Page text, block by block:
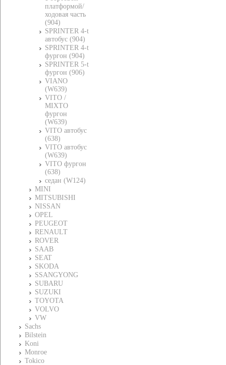
платформой/
ходовая часть
(904)
SPRINTER 4-t
автобус (904)
SPRINTER 4-t
фургон (904)
SPRINTER 5-t
фургон (906)
VIANO
(W639)
VITO /
MIXTO
фургон
(W639)
VITO автобус
(638)
VITO автобус
(W639)
VITO фургон
(638)
седан (W124)
MINI
MITSUBISHI
NISSAN
OPEL
PEUGEOT
RENAULT
ROVER
SAAB
SEAT
SKODA
SSANGYONG
SUBARU
SUZUKI
TOYOTA
VOLVO
VW
Sachs
Bilstein
Koni
Monroe
Tokico